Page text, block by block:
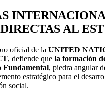
AL
oficial de la UNITED
, defiende que la formación
Fundamental, piedra angular
estratégico para el
social.